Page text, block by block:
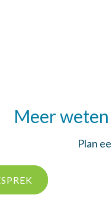
Meer
Plan